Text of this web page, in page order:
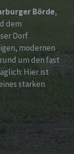
Börde,
dem
Dorf
modernen
um den fast
Hier ist
starken